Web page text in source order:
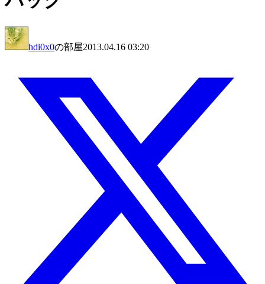
hdi0x0の部屋2013.04.16 03:20